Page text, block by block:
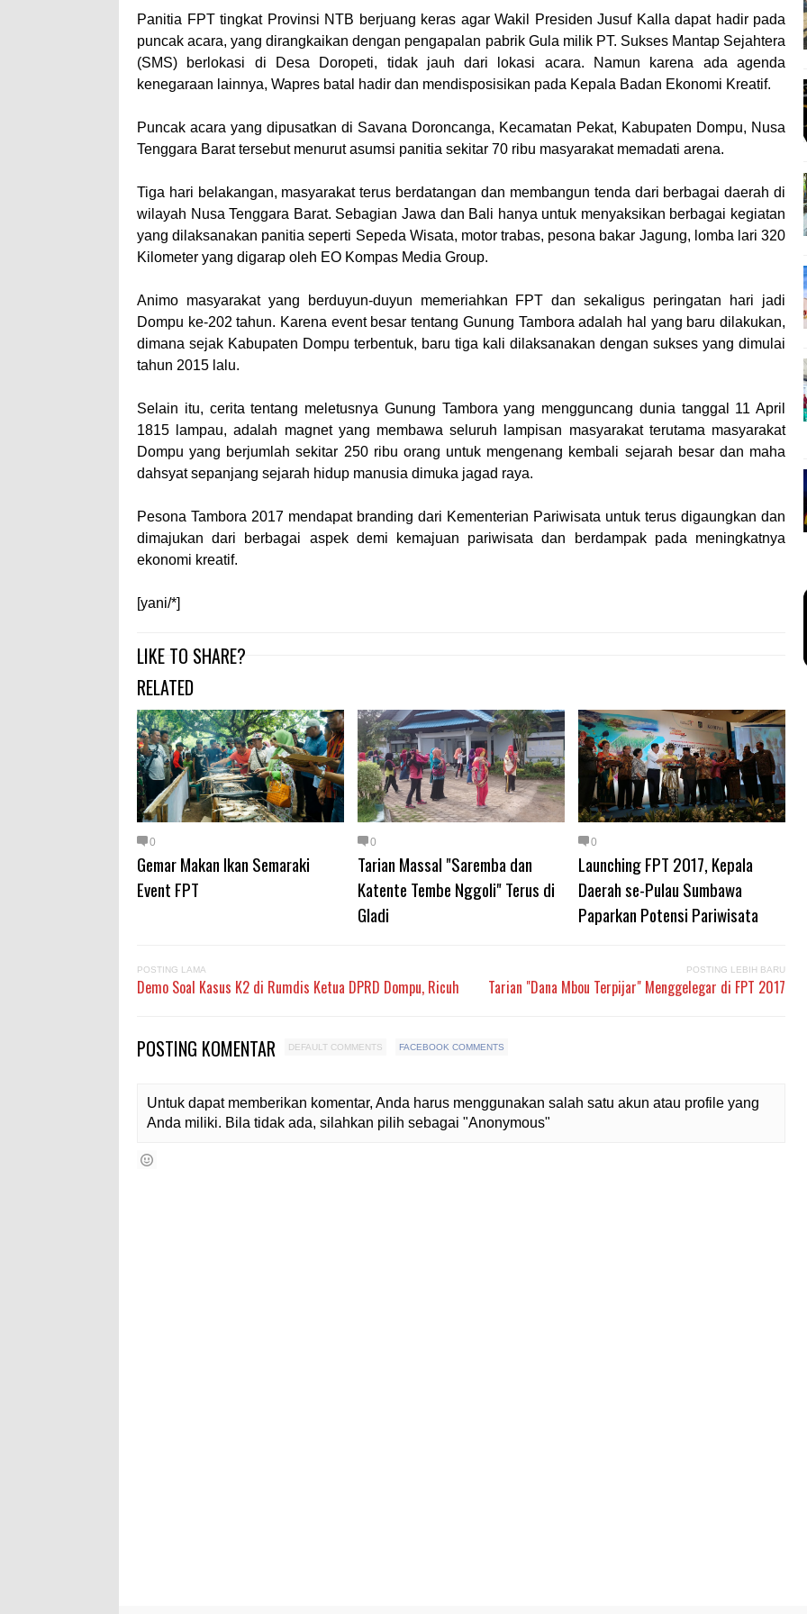
Panitia FPT tingkat Provinsi NTB berjuang keras agar Wakil Presiden Jusuf Kalla dapat hadir pada
puncak acara, yang dirangkaikan dengan pengapalan pabrik Gula milik PT. Sukses Mantap Sejahtera
(SMS) berlokasi di Desa Doropeti, tidak jauh dari lokasi acara. Namun karena ada agenda
kenegaraan lainnya, Wapres batal hadir dan mendisposisikan pada Kepala Badan Ekonomi Kreatif.
Puncak acara yang dipusatkan di Savana Doroncanga, Kecamatan Pekat, Kabupaten Dompu, Nusa
Tenggara Barat tersebut menurut asumsi panitia sekitar 70 ribu masyarakat memadati arena.
Tiga hari belakangan, masyarakat terus berdatangan dan membangun tenda dari berbagai daerah di
wilayah Nusa Tenggara Barat. Sebagian Jawa dan Bali hanya untuk menyaksikan berbagai kegiatan
yang dilaksanakan panitia seperti Sepeda Wisata, motor trabas, pesona bakar Jagung, lomba lari 320
Kilometer yang digarap oleh EO Kompas Media Group.
Animo masyarakat yang berduyun-duyun memeriahkan FPT dan sekaligus peringatan hari jadi
Dompu ke-202 tahun. Karena event besar tentang Gunung Tambora adalah hal yang baru dilakukan,
dimana sejak Kabupaten Dompu terbentuk, baru tiga kali dilaksanakan dengan sukses yang dimulai
tahun 2015 lalu.
Selain itu, cerita tentang meletusnya Gunung Tambora yang mengguncang dunia tanggal 11 April
1815 lampau, adalah magnet yang membawa seluruh lampisan masyarakat terutama masyarakat
Dompu yang berjumlah sekitar 250 ribu orang untuk mengenang kembali sejarah besar dan maha
dahsyat sepanjang sejarah hidup manusia dimuka jagad raya.
Pesona Tambora 2017 mendapat branding dari Kementerian Pariwisata untuk terus digaungkan dan
dimajukan dari berbagai aspek demi kemajuan pariwisata dan berdampak pada meningkatnya
ekonomi kreatif.
[yani/*]
LIKE TO SHARE?
RELATED
0
Gemar Makan Ikan Semaraki
Event FPT
0
Tarian Massal "Saremba dan
Katente Tembe Nggoli" Terus di
Gladi
0
Launching FPT 2017, Kepala
Daerah se-Pulau Sumbawa
Paparkan Potensi Pariwisata
POSTING LAMA
Demo Soal Kasus K2 di Rumdis Ketua DPRD Dompu, Ricuh
POSTING LEBIH BARU
Tarian "Dana Mbou Terpijar" Menggelegar di FPT 2017
POSTING KOMENTAR DEFAULT COMMENTS FACEBOOK COMMENTS
Untuk dapat memberikan komentar, Anda harus menggunakan salah satu akun atau profile yang
Anda miliki. Bila tidak ada, silahkan pilih sebagai "Anonymous"